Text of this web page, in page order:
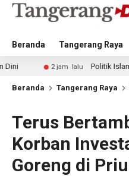
Beranda Tangerang Raya
2 jam lalu Politik Islam: Dari
Beranda Tangerang Raya
Terus
Korban
Goreng di